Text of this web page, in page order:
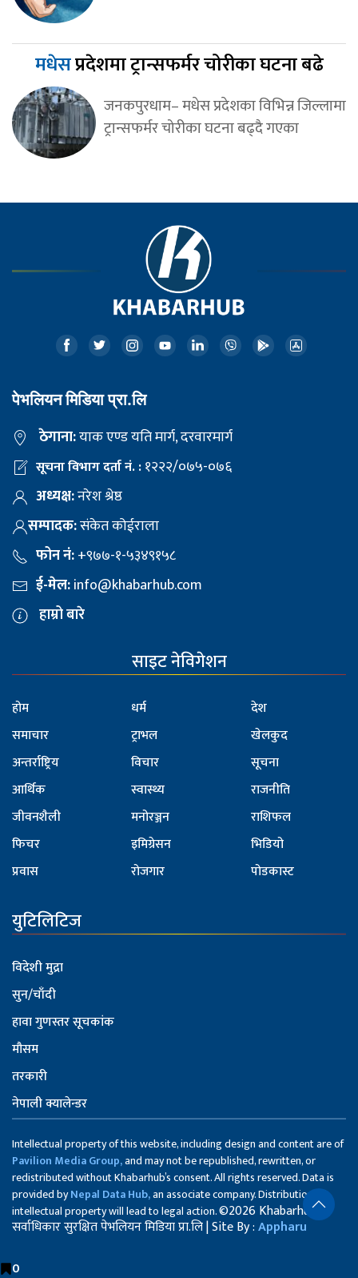
मधेसप्रदेशमा ट्रान्सफर्मर चोरीका घटना बढे
जनकपुरधाम– मधेस प्रदेशका विभिन्न जिल्लामा
ट्रान्सफर्मर चोरीका घटना बढ्दै गएका
पेभलियन मिडिया प्रा.लि
ठेगाना:याक एण्ड यति मार्ग, दरवारमार्ग
सूचना विभाग दर्ता नं. :१२२२/०७५-०७६
अध्यक्ष:नरेश श्रेष्ठ
सम्पादक:संकेत कोईराला
फोन नं:+९७७-१-५३४९१५८
ई-मेल:info@khabarhub.com
हाम्रो बारे
साइट नेविगेशन
होम
समाचार
अन्तर्राष्ट्रिय
आर्थिक
जीवनशैली
फिचर
प्रवास
धर्म
ट्राभल
विचार
स्वास्थ्य
मनोरञ्जन
इमिग्रेसन
रोजगार
देश
खेलकुद
सूचना
राजनीति
राशिफल
भिडियो
पोडकास्ट
युटिलिटिज
विदेशी मुद्रा
सुन/चाँदी
हावा गुणस्तर सूचकांक
मौसम
तरकारी
नेपाली क्यालेन्डर
Intellectual property of this website, including design and content are of
Pavilion Media Group,and may not be republished, rewritten, or
redistributed without Khabarhub’s consent. All rights reserved. Data is
provided byNepal Data Hub,an associate company. Distribution of
intellectual property will lead to legal action.©2026 Khabarhub
सर्वाधिकार सुरक्षित पेभलियन मिडिया प्रा.लि | Site By :Appharu
0